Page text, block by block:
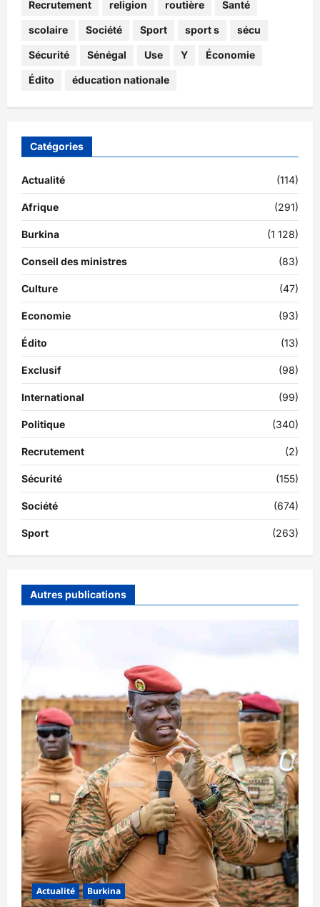
Recrutement religion routière Santé
scolaire Société Sport sport s sécu
Sécurité Sénégal Use Y Économie
Édito éducation nationale
Catégories
Actualité (114)
Afrique (291)
Burkina (1 128)
Conseil des ministres (83)
Culture (47)
Economie (93)
Édito (13)
Exclusif (98)
International (99)
Politique (340)
Recrutement (2)
Sécurité (155)
Société (674)
Sport (263)
Autres publications
Actualité Burkina